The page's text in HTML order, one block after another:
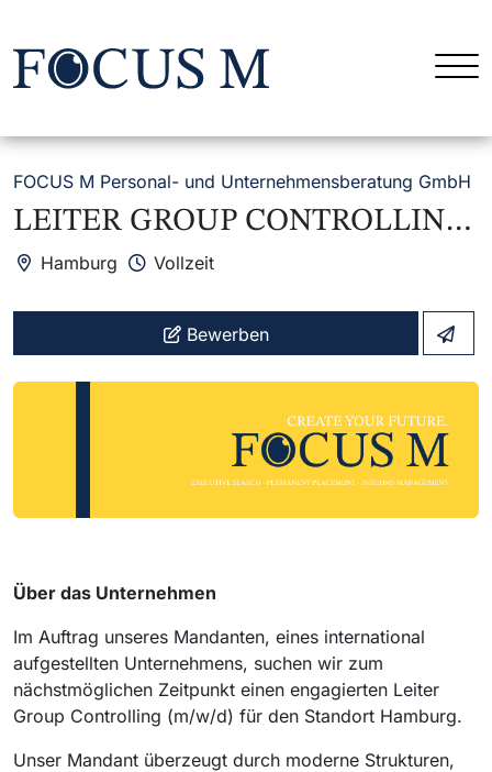
FOCUS M Personal- und Unternehmensberatung GmbH
LEITER GROUP CONTROLLING (M/W/D)
Hamburg Vollzeit
Bewerben
Über das Unternehmen
Im Auftrag unseres Mandanten, eines international
aufgestellten Unternehmens, suchen wir zum
nächstmöglichen Zeitpunkt einen engagierten Leiter
Group Controlling (m/w/d) für den Standort Hamburg.
Unser Mandant überzeugt durch moderne Strukturen,